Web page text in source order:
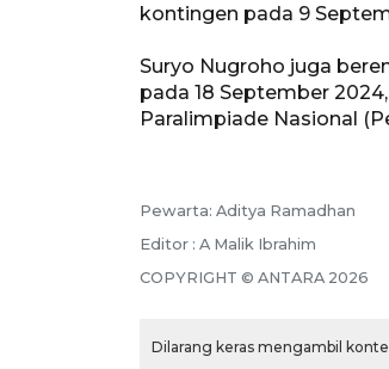
kontingen pada 9
Suryo Nugroho juga
pada 18 September
Paralimpiade Nasional
Pewarta: Aditya Ramadhan
Editor : A Malik Ibrahim
COPYRIGHT © ANTARA 2026
Dilarang keras mengambil